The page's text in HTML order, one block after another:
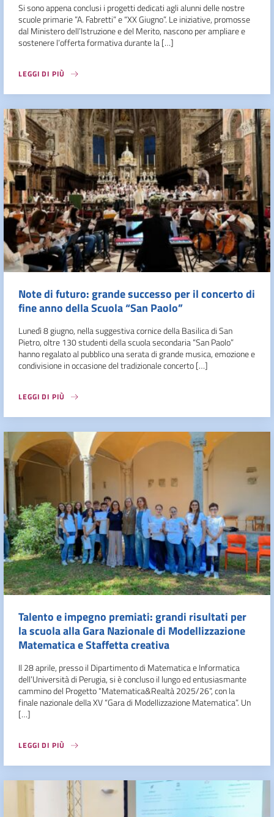
Si sono appena conclusi i progetti dedicati agli alunni delle nostre
scuole primarie ”A. Fabretti” e “XX Giugno”. Le iniziative, promosse
dal Ministero dell’Istruzione e del Merito, nascono per ampliare e
sostenere l’offerta formativa durante la […]
LEGGI DI PIÙ
Note di futuro: grande successo per il concerto di
fine anno della Scuola “San Paolo”
Lunedì 8 giugno, nella suggestiva cornice della Basilica di San
Pietro, oltre 130 studenti della scuola secondaria “San Paolo”
hanno regalato al pubblico una serata di grande musica, emozione e
condivisione in occasione del tradizionale concerto […]
LEGGI DI PIÙ
Talento e impegno premiati: grandi risultati per
la scuola alla Gara Nazionale di Modellizzazione
Matematica e Staffetta creativa
Il 28 aprile, presso il Dipartimento di Matematica e Informatica
dell’Università di Perugia, si è concluso il lungo ed entusiasmante
cammino del Progetto “Matematica&Realtà 2025/26”, con la
finale nazionale della XV “Gara di Modellizzazione Matematica”. Un
[…]
LEGGI DI PIÙ